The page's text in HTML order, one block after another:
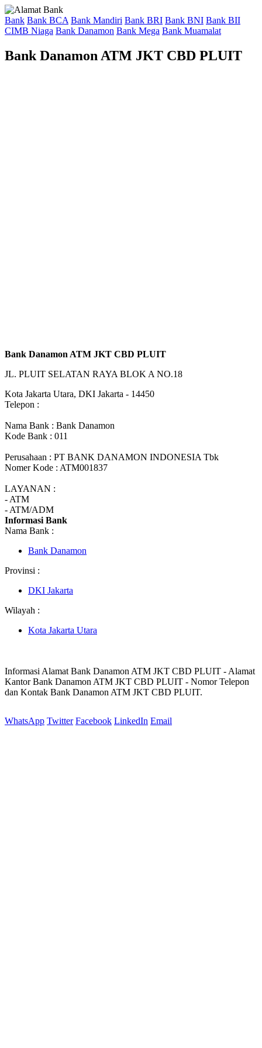
Bank Bank BCA Bank Mandiri Bank BRI Bank BNI Bank BII
CIMB Niaga Bank Danamon Bank Mega Bank Muamalat
Bank Danamon ATM JKT CBD PLUIT
Bank Danamon ATM JKT CBD PLUIT
JL. PLUIT SELATAN RAYA BLOK A NO.18
Kota Jakarta Utara, DKI Jakarta - 14450
Telepon :
Nama Bank : Bank Danamon
Kode Bank : 011
Perusahaan : PT BANK DANAMON INDONESIA Tbk
Nomer Kode : ATM001837
LAYANAN :
- ATM
- ATM/ADM
Informasi Bank
Nama Bank :
Bank Danamon
Provinsi :
DKI Jakarta
Wilayah :
Kota Jakarta Utara
Informasi Alamat Bank Danamon ATM JKT CBD PLUIT - Alamat
Kantor Bank Danamon ATM JKT CBD PLUIT - Nomor Telepon
dan Kontak Bank Danamon ATM JKT CBD PLUIT.
WhatsApp Twitter Facebook LinkedIn Email